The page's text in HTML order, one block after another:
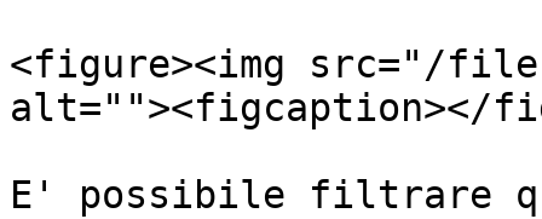
<figure><img src="/files/
alt=""><figcaption></
E' possibile filtrare